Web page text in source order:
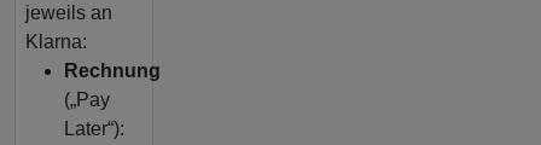
jeweils an
Klarna:
Rechnung
(„Pay
Later“):